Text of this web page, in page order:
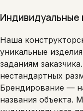
Индивидуальные
Наша
уникальные
заданиям
нестандартных
Брендирование —
названия объекта.